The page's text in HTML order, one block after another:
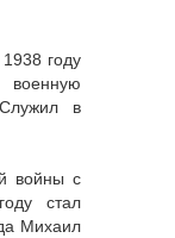
году
военную
в
войны с
стал
Михаил